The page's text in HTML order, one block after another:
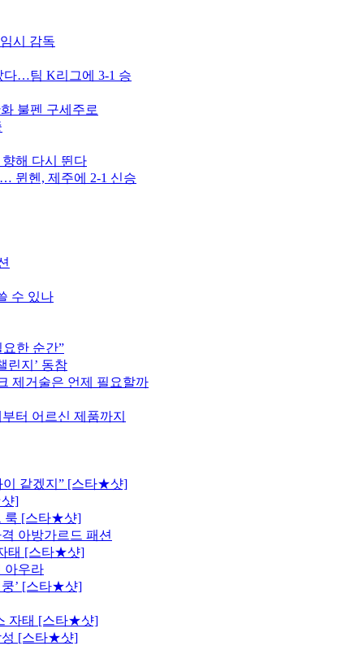
시 감독
다…팀 K리그에 3-1 승
불펜 구세주로
해 다시 뛴다
뮌헨, 제주에 2-1 신승
수 있나
한 순간”
린지’ 동참
제거술은 언제 필요할까
터 어르신 제품까지
이 같겠지” [스타★샷]
]
룩 [스타★샷]
아방가르드 패션
태 [스타★샷]
아우라
쿵’ [스타★샷]
자태 [스타★샷]
성 [스타★샷]